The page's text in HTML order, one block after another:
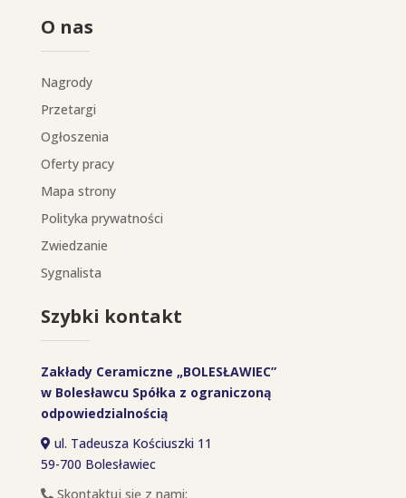
O nas
Nagrody
Przetargi
Ogłoszenia
Oferty pracy
Mapa strony
Polityka prywatności
Zwiedzanie
Sygnalista
Szybki kontakt
Zakłady Ceramiczne „BOLESŁAWIEC”
w Bolesławcu Spółka z ograniczoną
odpowiedzialnością
ul. Tadeusza Kościuszki 11
59-700 Bolesławiec
Skontaktuj się z nami: